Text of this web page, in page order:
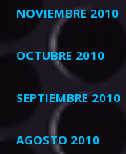
NOVIEMBRE 2010
OCTUBRE 2010
SEPTIEMBRE 2010
AGOSTO 2010